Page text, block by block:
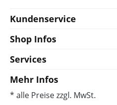
Kundenservice
Shop Infos
Services
Mehr Infos
* alle Preise zzgl. MwSt.